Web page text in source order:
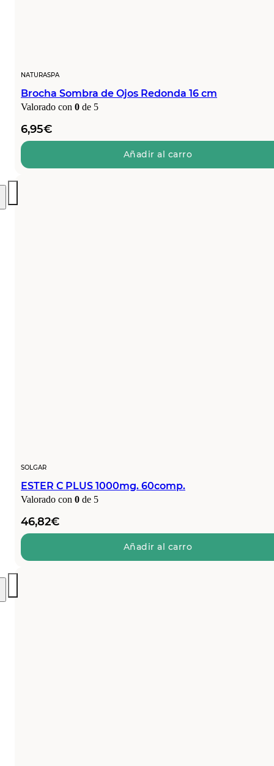
NATURASPA
Brocha Sombra de Ojos Redonda 16 cm
Valorado con 0 de 5
6,95€
Añadir al carro
SOLGAR
ESTER C PLUS 1000mg. 60comp.
Valorado con 0 de 5
46,82€
Añadir al carro